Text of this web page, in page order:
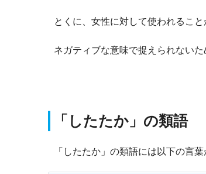
とくに、女性に対して使われるこ
ネガティブな意味で捉えられない
「 したたか」の類語
「したたか」の類語には以下の言葉